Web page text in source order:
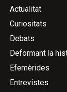
Actualitat
Curiositats
Debats
Deformant la
Efemèrides
Entrevistes